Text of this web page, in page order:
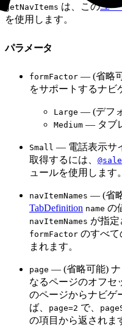
getNavItems は、このユー
を使用します。
パラメータ
formFactor — (省略
をサポートするナビ
Large — (デフ
Medium — タブ
Small — 電話表示サ
取得するには、
ュールを使用します。
navItemNames — (省
TabDefinition name の
navItemNames が指
formFactor のすべて
まれます。
page — (省略可能) ナ
なるページのオフセ
のページからナビゲ
ば、
page=2 で、
の項目から返されま